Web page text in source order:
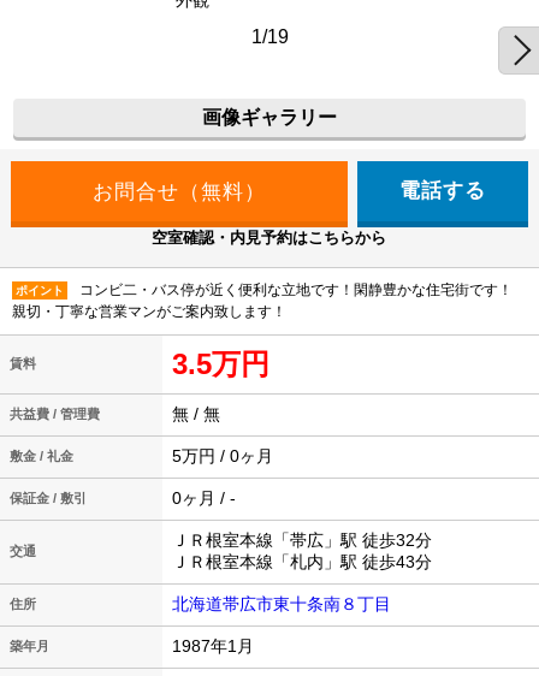
1/19
画像ギャラリー
電話する
空室確認・内見予約はこちらから
ポイント
コンビ二・バス停が近く便利な立地です！閑静豊かな住宅街です！
親切・丁寧な営業マンがご案内致します！
賃料 3.5万円
共益費 / 管理費 無 / 無
敷金 / 礼金 5万円 / 0ヶ月
保証金 / 敷引 0ヶ月 / -
交通
ＪＲ根室本線「帯広」駅 徒歩32分
ＪＲ根室本線「札内」駅 徒歩43分
住所 北海道帯広市東十条南８丁目
築年月 1987年1月